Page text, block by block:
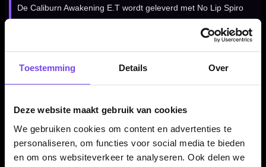
Toestemming Details Over
Deze website maakt gebruik van cookies
We gebruiken cookies om content en advertenties te
personaliseren, om functies voor social media te bieden
en om ons websiteverkeer te analyseren. Ook delen we
De Caliburn Awakening E.T wordt geleverd met No Lip Spiro
uitstraling van de set en maken de dart direct klaar voor
gebruik op een sisal dartbord.
Tweenie Flights in No6-vorm. Deze flights dragen bij aan een
stabiele, aerodynamische vlucht en maken de set direct
compleet.